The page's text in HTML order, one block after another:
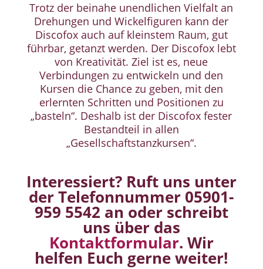
Trotz der beinahe unendlichen Vielfalt an
Drehungen und Wickelfiguren kann der
Discofox auch auf kleinstem Raum, gut
führbar, getanzt werden. Der Discofox lebt
von Kreativität. Ziel ist es, neue
Verbindungen zu entwickeln und den
Kursen die Chance zu geben, mit den
erlernten Schritten und Positionen zu
„basteln“. Deshalb ist der Discofox fester
Bestandteil in allen
„Gesellschaftstanzkursen“.
Interessiert? Ruft uns unter
der Telefonnummer 05901-
959 5542 an oder schreibt
uns über das
Kontaktformular. Wir
helfen Euch gerne weiter!